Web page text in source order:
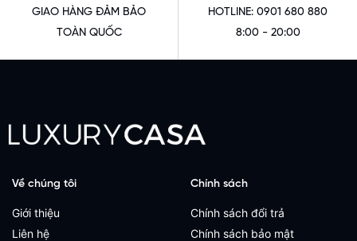
GIAO HÀNG ĐẢM BẢO
TOÀN QUỐC
HOTLINE: 0901 680 880
8:00 - 20:00
Về chúng tôi
Giới thiệu
Liên hệ
Chính sách
Chính sách đổi trả
Chính sách bảo mật